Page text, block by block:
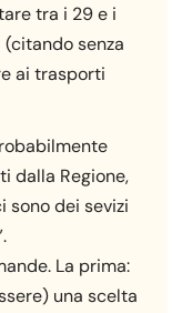
tra i 29 e i
(citando senza
ai trasporti
dalla Regione,
sono dei sevizi
La prima:
una scelta